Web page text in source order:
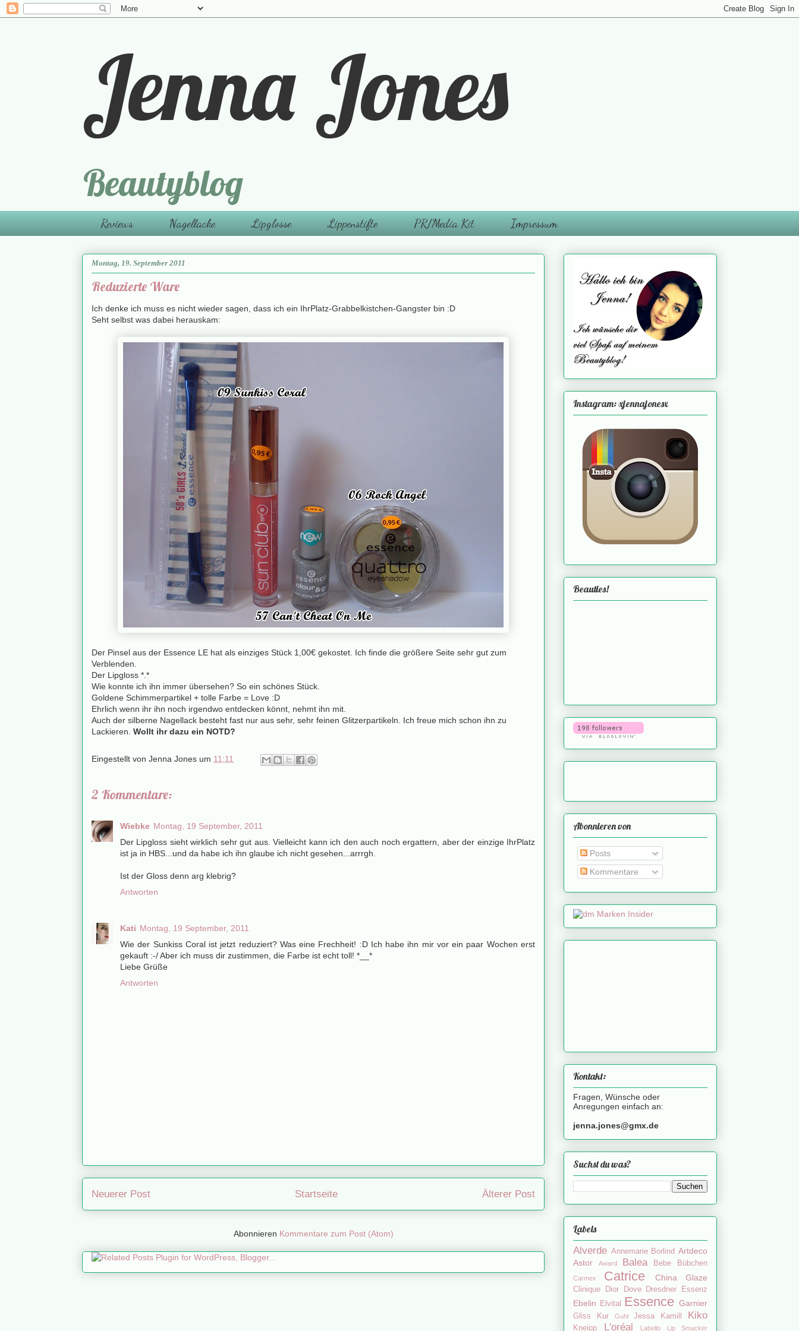
Jenna Jones
Beautyblog
Reviews Nagellacke Lipglosse Lippenstifte PR/Media Kit Impressum
Montag, 19. September 2011
Reduzierte Ware
Ich denke ich muss es nicht wieder sagen, dass ich ein IhrPlatz-Grabbelkistchen-Gangster bin :D
Seht selbst was dabei herauskam:
Der Pinsel aus der Essence LE hat als einziges Stück 1,00€ gekostet. Ich finde die größere Seite sehr gut zum
Verblenden.
Der Lipgloss *.*
Wie konnte ich ihn immer übersehen? So ein schönes Stück.
Goldene Schimmerpartikel + tolle Farbe = Love :D
Ehrlich wenn ihr ihn noch irgendwo entdecken könnt, nehmt ihn mit.
Auch der silberne Nagellack besteht fast nur aus sehr, sehr feinen Glitzerpartikeln. Ich freue mich schon ihn zu
Lackieren. Wollt ihr dazu ein NOTD?
Eingestellt von Jenna Jones um 11:11
2 Kommentare:
Wiebke Montag, 19 September, 2011
Der Lipgloss sieht wirklich sehr gut aus. Vielleicht kann ich den auch noch ergattern, aber der einzige IhrPlatz
ist ja in HBS...und da habe ich ihn glaube ich nicht gesehen...arrrgh.
Ist der Gloss denn arg klebrig?
Antworten
Kati Montag, 19 September, 2011
Wie der Sunkiss Coral ist jetzt reduziert? Was eine Frechheit! :D Ich habe ihn mir vor ein paar Wochen erst
gekauft :-/ Aber ich muss dir zustimmen, die Farbe ist echt toll! *__*
Liebe Grüße
Antworten
Neuerer Post Älterer Post
Startseite
Abonnieren Kommentare zum Post (Atom)
Instagram: xjennajonesx
Beauties!
Abonnieren von
Posts
Kommentare
Kontakt:
Fragen, Wünsche oder
Anregungen einfach an:
jenna.jones@gmx.de
Suchst du was?
Labels
Alverde Annemarie Borlind Artdeco
Astor
Award Balea Bebe Bübchen
Carmex Catrice China Glaze
Clinique Dior Dove Dresdner Essenz
Ebelin Elvital Essence Garnier
Gliss Kur Guhl Jessa Kamill Kiko
Kneipp L'oréal Labello Lip Smacker